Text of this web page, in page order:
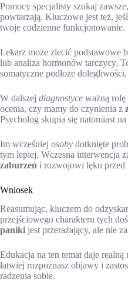
Pomocy specjalisty szukaj
powtarzają. Kluczowe jest też,
twoje codzienne funkcjonowanie.
Lekarz może zlecić podstawowe
lub analiza hormonów tarczycy.
somatyczne podłoże dolegliwości.
W dalszej diagnostyce ważną
ocenia, czy mamy do czynienia z
Psycholog skupia się natomiast
Im wcześniej osoby dotknięte
tym lepiej. Wczesna interwencja
zaburzeń i rozwojowi lęku przed
Wniosek
Reasumując, kluczem do
przejściowego charakteru tych
paniki jest przerażający, ale nie
Edukacja na ten temat daje
łatwiej rozpoznasz objawy i
radzenia sobie.